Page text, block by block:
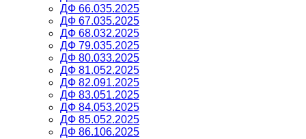
ДФ 66.035.2025
ДФ 67.035.2025
ДФ 68.032.2025
ДФ 79.035.2025
ДФ 80.033.2025
ДФ 81.052.2025
ДФ 82.091.2025
ДФ 83.051.2025
ДФ 84.053.2025
ДФ 85.052.2025
ДФ 86.106.2025